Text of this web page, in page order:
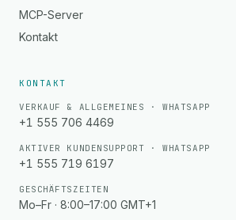
MCP-Server
Kontakt
KONTAKT
VERKAUF & ALLGEMEINES · WHATSAPP
+1 555 706 4469
AKTIVER KUNDENSUPPORT · WHATSAPP
+1 555 719 6197
GESCHÄFTSZEITEN
Mo–Fr · 8:00–17:00 GMT+1